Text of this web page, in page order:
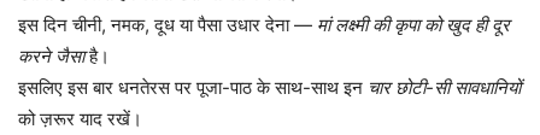
इस दिन चीनी, नमक, दूध या पैसा उधार देना — मां लक्ष्मी की कृपा को खुद ही दूर
करने जैसाहै।
इसलिए इस बार धनतेरस पर पूजा-पाठ के साथ-साथ इन चार छोटी-सी सावधानियों
को ज़रूर याद रखें।